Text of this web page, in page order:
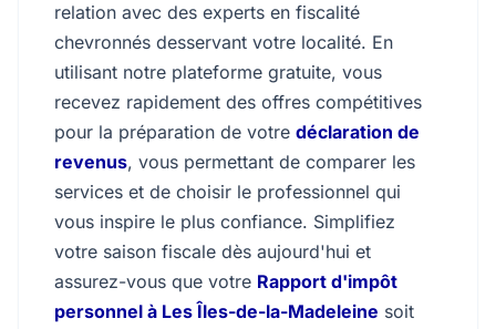
relation avec des experts en fiscalité
chevronnés desservant votre localité. En
utilisant notre plateforme gratuite, vous
recevez rapidement des offres compétitives
pour la préparation de votre déclaration de
revenus, vous permettant de comparer les
services et de choisir le professionnel qui
vous inspire le plus confiance. Simplifiez
votre saison fiscale dès aujourd'hui et
assurez-vous que votre Rapport d'impôt
personnel à Les Îles-de-la-Madeleine soit